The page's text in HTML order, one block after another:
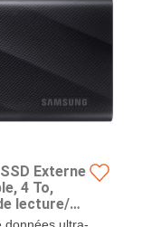
Externe
4 To,
lecture/
2000